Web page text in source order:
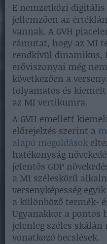
E nemzetközi
jellemzően az
vannak. A GVH
rámutat, hogy az MI
rendkívül dinamikus,
erőviszonyai még
következően a
folyamatos és
az MI vertikumra.
A GVH emellett
előrejelzés szerint a
alapú megoldások
hatékonyság
jelentős GDP
a MI széleskörű
versenyképesség
a különböző termék-
Ugyanakkor a pontos
jelenleg széles skálán
vonatkozó becslések.